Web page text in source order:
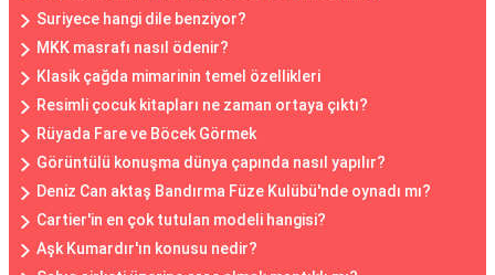
Suriyece hangi dile benziyor?
MKK masrafı nasıl ödenir?
Klasik çağda mimarinin temel özellikleri
Resimli çocuk kitapları ne zaman ortaya çıktı?
Rüyada Fare ve Böcek Görmek
Görüntülü konuşma dünya çapında nasıl yapılır?
Deniz Can aktaş Bandırma Füze Kulübü'nde oynadı mı?
Cartier'in en çok tutulan modeli hangisi?
Aşk Kumardır'ın konusu nedir?